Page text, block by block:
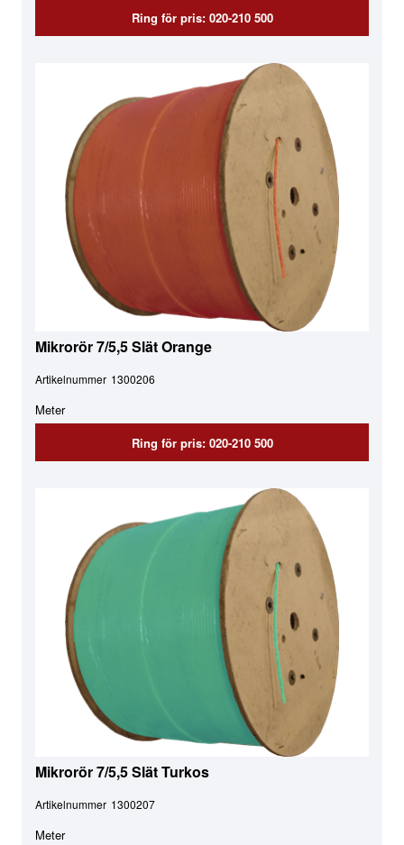
Ring för pris: 020-210 500
Mikrorör 7/5,5 Slät Orange
Artikelnummer 1300206
Meter
Ring för pris: 020-210 500
Mikrorör 7/5,5 Slät Turkos
Artikelnummer 1300207
Meter